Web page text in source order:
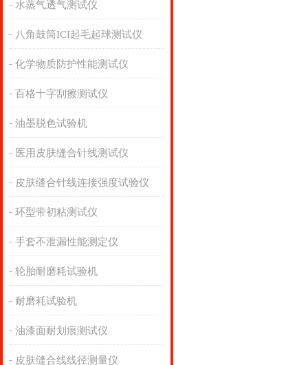
水蒸气透气测试仪
八角鼓筒ICI起毛起球测试仪
化学物质防护性能测试仪
百格十字刮擦测试仪
油墨脱色试验机
医用皮肤缝合针线测试仪
皮肤缝合针线连接强度试验仪
环型带初粘测试仪
手套不泄漏性能测定仪
轮胎耐磨耗试验机
耐磨耗试验机
油漆面耐划痕测试仪
皮肤缝合线线径测量仪